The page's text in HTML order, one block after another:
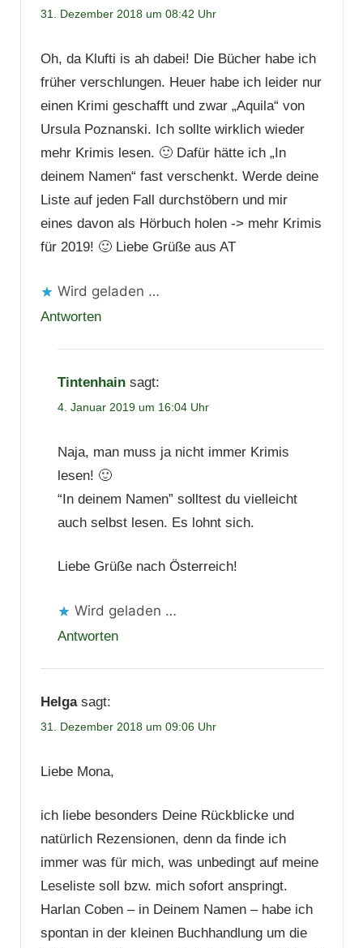
31. Dezember 2018 um 08:42 Uhr
Oh, da Klufti is ah dabei! Die Bücher habe ich
früher verschlungen. Heuer habe ich leider nur
einen Krimi geschafft und zwar „Aquila“ von
Ursula Poznanski. Ich sollte wirklich wieder
mehr Krimis lesen. 🙂 Dafür hätte ich „In
deinem Namen“ fast verschenkt. Werde deine
Liste auf jeden Fall durchstöbern und mir
eines davon als Hörbuch holen -> mehr Krimis
für 2019! 🙂 Liebe Grüße aus AT
Wird geladen …
Antworten
Tintenhain sagt:
4. Januar 2019 um 16:04 Uhr
Naja, man muss ja nicht immer Krimis
lesen! 🙂
“In deinem Namen” solltest du vielleicht
auch selbst lesen. Es lohnt sich.
Liebe Grüße nach Österreich!
Wird geladen …
Antworten
Helga sagt:
31. Dezember 2018 um 09:06 Uhr
Liebe Mona,
ich liebe besonders Deine Rückblicke und
natürlich Rezensionen, denn da finde ich
immer was für mich, was unbedingt auf meine
Leseliste soll bzw. mich sofort anspringt.
Harlan Coben – in Deinem Namen – habe ich
spontan in der kleinen Buchhandlung um die